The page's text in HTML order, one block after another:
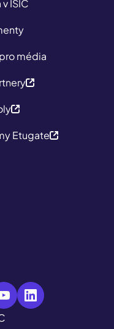
v ISIC
média
Etugate